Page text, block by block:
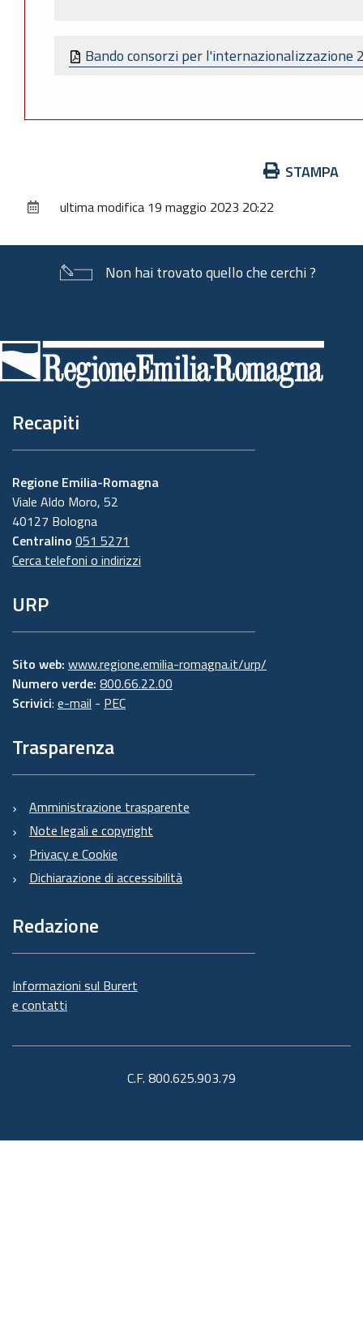
Bando consorzi per
documento
STAMPA
ultima modifica 19 maggio 2023 20:22
Non hai trovato quello che cerchi ?
di
pagina
Recapiti
Regione Emilia-Romagna
Viale Aldo Moro, 52
40127 Bologna
Centralino 051 5271
Cerca telefoni o indirizzi
URP
Sito web: www.regione.emilia-romagna.it/urp/
Numero verde: 800.66.22.00
Scrivici: e-mail - PEC
Trasparenza
Amministrazione trasparente
Note legali e copyright
Privacy e Cookie
Dichiarazione di accessibilità
Redazione
Informazioni sul Burert
e contatti
C.F. 800.625.903.79